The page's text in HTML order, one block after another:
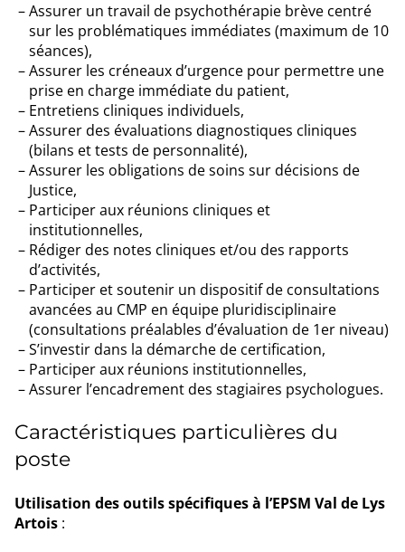
Assurer un travail de psychothérapie brève centré
sur les problématiques immédiates (maximum de 10
séances),
Assurer les créneaux d’urgence pour permettre une
prise en charge immédiate du patient,
Entretiens cliniques individuels,
Assurer des évaluations diagnostiques cliniques
(bilans et tests de personnalité),
Assurer les obligations de soins sur décisions de
Justice,
Participer aux réunions cliniques et
institutionnelles,
Rédiger des notes cliniques et/ou des rapports
d’activités,
Participer et soutenir un dispositif de consultations
avancées au CMP en équipe pluridisciplinaire
(consultations préalables d’évaluation de 1er niveau)
S’investir dans la démarche de certification,
Participer aux réunions institutionnelles,
Assurer l’encadrement des stagiaires psychologues.
Caractéristiques particulières du
poste
Utilisation des outils spécifiques à l’EPSM Val de Lys
Artois :